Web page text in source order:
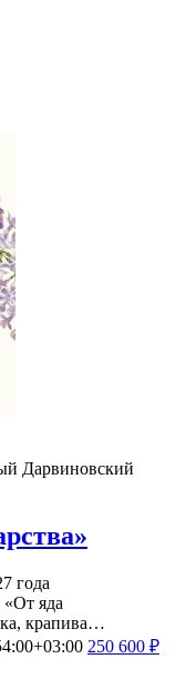
Дарвиновский
года
«От яда
крапива…
250 600 ₽